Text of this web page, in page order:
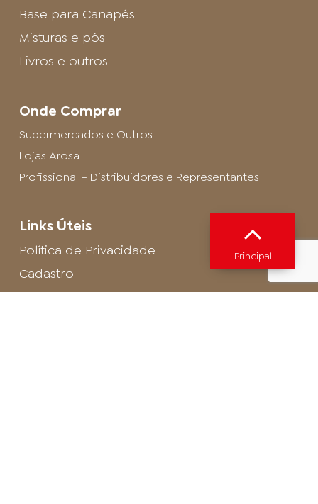
Base para Canapés
Misturas e pós
Livros e outros
Onde Comprar
Supermercados e Outros
Lojas Arosa
Profissional – Distribuidores e Representantes
Links Úteis
Política de Privacidade
Cadastro
SAC - Profissional
Principal